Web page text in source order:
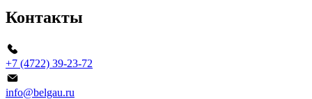
Контакты
+7 (4722) 39-23-72
info@belgau.ru